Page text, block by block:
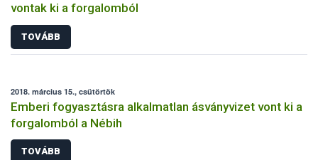
vontak ki a forgalomból
TOVÁBB
2018. március 15., csütörtök
Emberi fogyasztásra alkalmatlan ásványvizet vont ki a
forgalomból a Nébih
TOVÁBB